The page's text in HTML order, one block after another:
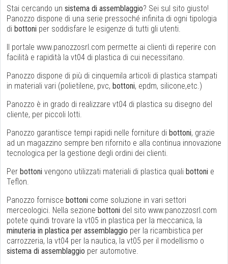
Stai cercando un sistema di assemblaggio? Sei sul sito giusto!
Panozzo dispone di una serie pressoché infinita di ogni tipologia
di bottoni per soddisfare le esigenze di tutti gli utenti.
Il portale www.panozzosrl.com permette ai clienti di reperire con
facilità e rapidità la vt04 di plastica di cui necessitano.
Panozzo dispone di più di cinquemila articoli di plastica stampati
in materiali vari (polietilene, pvc, bottoni, epdm, silicone,etc.)
Panozzo è in grado di realizzare vt04 di plastica su disegno del
cliente, per piccoli lotti.
Panozzo garantisce tempi rapidi nelle forniture di bottoni, grazie
ad un magazzino sempre ben rifornito e alla continua innovazione
tecnologica per la gestione degli ordini dei clienti.
Per bottoni vengono utilizzati materiali di plastica quali bottoni e
Teflon.
Panozzo fornisce bottoni come soluzione in vari settori
merceologici. Nella sezione bottoni del sito www.panozzosrl.com
potete quindi trovare la vt05 in plastica per la meccanica, la
minuteria in plastica per assemblaggio per la ricambistica per
carrozzeria, la vt04 per la nautica, la vt05 per il modellismo o
sistema di assemblaggio per automotive.